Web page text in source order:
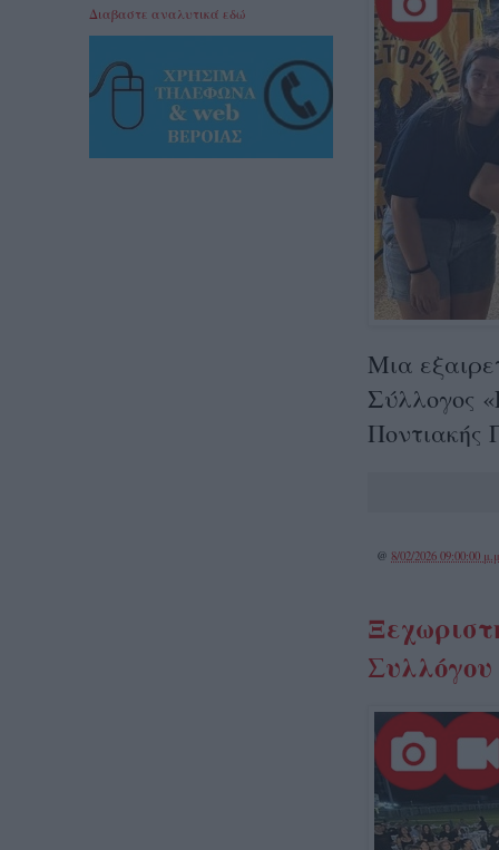
Μια
Σύλλογος
Ποντιακής
@ 8/02/2026 09:00:00
Διαβαστε αναλυτικά εδώ